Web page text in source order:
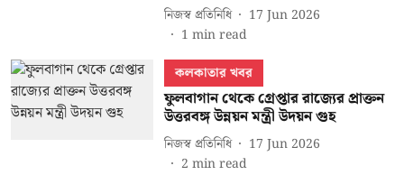
নিজস্ব প্রতিনিধি
17 Jun 2026
1 min read
কলকাতার খবর
ফুলবাগান থেকে গ্রেপ্তার রাজ্যের প্রাক্তন
উত্তরবঙ্গ উন্নয়ন মন্ত্রী উদয়ন গুহ
নিজস্ব প্রতিনিধি
17 Jun 2026
2 min read